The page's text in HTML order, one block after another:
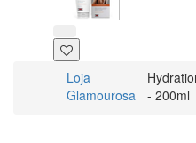
Loja
Glamourosa
- 200ml